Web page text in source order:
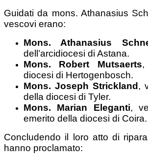
Guidati da mons. Athanasius
vescovi erano:
Mons. Athanasius
dell’arcidiocesi di Astana.
Mons. Robert Mutsaerts,
diocesi di Hertogenbosch.
Mons. Joseph Strickland ,
della diocesi di Tyler.
Mons. Marian Eleganti,
emerito della diocesi di Coira.
Concludendo il loro atto di
hanno proclamato: